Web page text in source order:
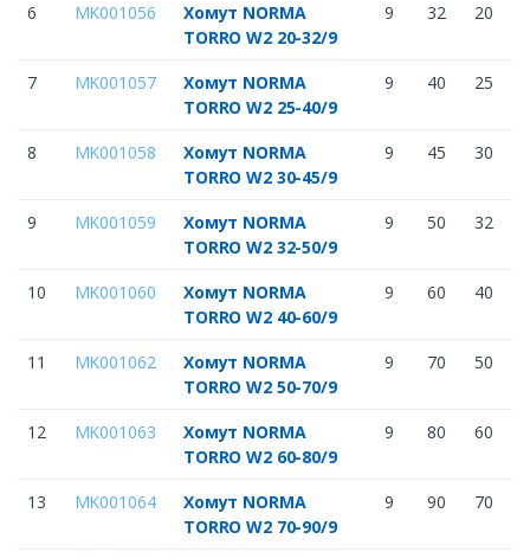
6 MK001056
Хомут NORMA
TORRO W2 20-32/9
9 32 20
7 MK001057
Хомут NORMA
TORRO W2 25-40/9
9 40 25
8 MK001058
Хомут NORMA
TORRO W2 30-45/9
9 45 30
9 MK001059
Хомут NORMA
TORRO W2 32-50/9
9 50 32
10 MK001060
Хомут NORMA
TORRO W2 40-60/9
9 60 40
11 MK001062
Хомут NORMA
TORRO W2 50-70/9
9 70 50
12 MK001063
Хомут NORMA
TORRO W2 60-80/9
9 80 60
13 MK001064
Хомут NORMA
TORRO W2 70-90/9
9 90 70